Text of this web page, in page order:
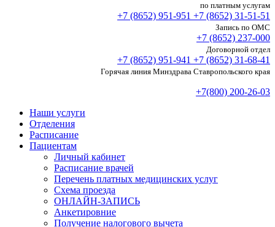
по платным услугам
+7 (8652) 951-951 +7 (8652) 31-51-51
Запись по ОМС
+7 (8652) 237-000
Договорной отдел
+7 (8652) 951-941 +7 (8652) 31-68-41
Горячая линия Минздрава Ставропольского края
+7(800) 200-26-03
Наши услуги
Отделения
Расписание
Пациентам
Личный кабинет
Расписание врачей
Перечень платных медицинских услуг
Схема проезда
ОНЛАЙН-ЗАПИСЬ
Анкетировние
Получение налогового вычета